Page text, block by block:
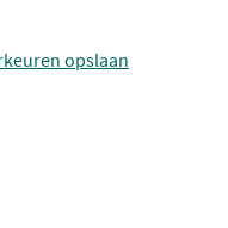
opslaan